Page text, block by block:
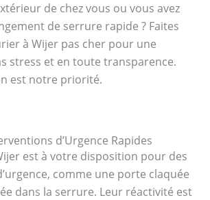
de chez vous ou vous avez
de serrure rapide ? Faites
à Wijer pas cher pour une
stress et en toute transparence.
est notre priorité.
d’Urgence Rapides
est à votre disposition pour des
comme une porte claquée
dans la serrure. Leur réactivité est